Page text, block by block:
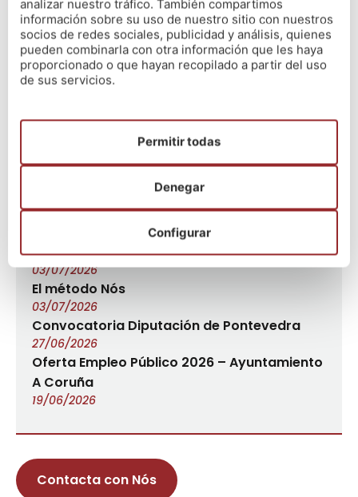
Nós Lugo ☎️ 982815466
Nós Vigo ☎️ 986139344
#CompromisoNós
#Comprometidosconunaformacióndegarantías
Últimas noticias
El método Nós – Resultados Oposiciones
Educación 2026
Xeración21 – Un nuevo proyecto
03/07/2026
El método Nós
03/07/2026
Convocatoria Diputación de Pontevedra
27/06/2026
Oferta Empleo Público 2026 – Ayuntamiento
A Coruña
19/06/2026
Contacta con Nós
analizar nuestro tráfico. También compartimos
información sobre su uso de nuestro sitio con nuestros
socios de redes sociales, publicidad y análisis, quienes
pueden combinarla con otra información que les haya
proporcionado o que hayan recopilado a partir del uso
de sus servicios.
Configurar
Denegar
Permitir todas